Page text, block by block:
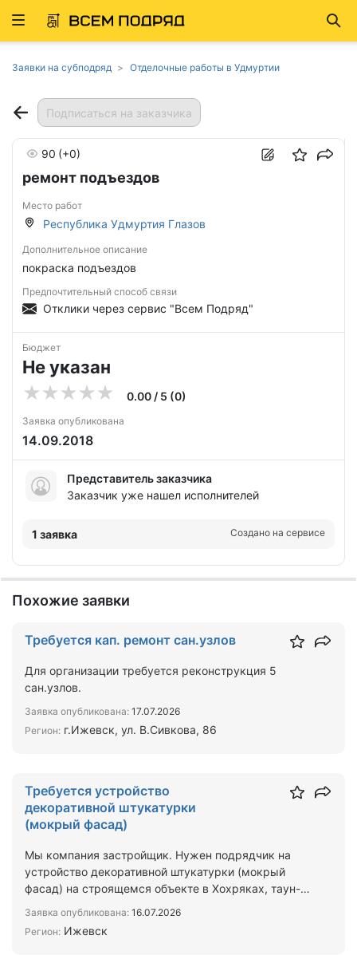
Развернуть
Заявки на субподряд Отделочные работы в Удмуртии
Подписаться на заказчика
ремонт подъездов
90 (+0)
Место работ
Республика Удмуртия Глазов
Дополнительное описание
покраска подъездов
Предпочтительный способ связи
Отклики через сервис "Всем Подряд"
Бюджет
Не указан
0.00 / 5 (0)
Заявка опубликована
14.09.2018
Представитель заказчика
Заказчик уже нашел исполнителей
1 заявка Создано на сервисе
Похожие заявки
Требуется кап. ремонт сан.узлов
Для организации требуется реконструкция 5
сан.узлов.
Заявка опубликована: 17.07.2026
Регион: г.Ижевск, ул. В.Сивкова, 86
Требуется устройство
декоративной штукатурки
(мокрый фасад)
Мы компания застройщик. Нужен подрядчик на
устройство декоративной штукатурки (мокрый
фасад) на строящемся объекте в Хохряках, таун-
Заявка опубликована: 16.07.2026
Регион: Ижевск